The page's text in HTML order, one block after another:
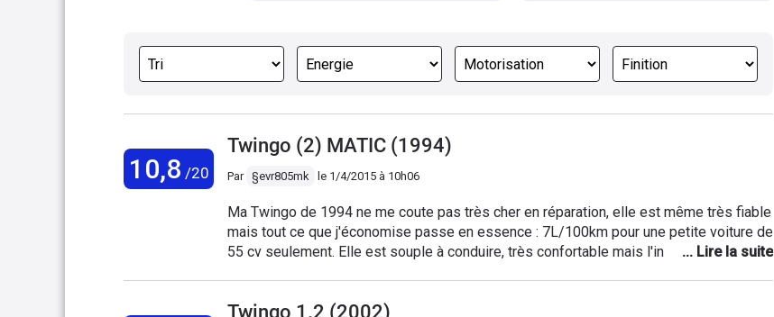
10,8 /20
Twingo (2) MATIC (1994)
Par §evr805mk le 1/4/2015 à 10h06
Ma Twingo de 1994 ne me coute pas très cher en réparation, elle est même très fiable
mais tout ce que j'économise passe en essence : 7L/100km pour une petite voiture de
55 cv seulement. Elle est souple à conduire, très confortable mais l'insonorisation
les rangements sont assez grands (pour les versions sans airbag seulement) mais
Twingo 1.2 (2002)